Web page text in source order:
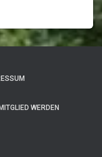
MITGLIED WERDEN